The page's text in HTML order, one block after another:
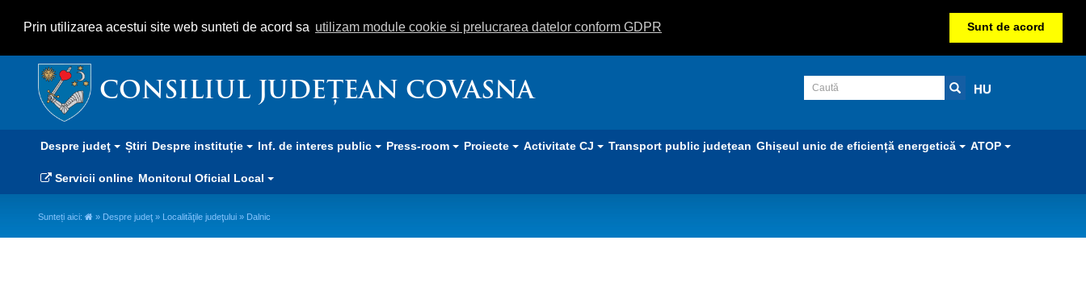
Prin utilizarea acestui site web sunteti de acord sa utilizam module cookie si prelucrarea datelor conform GDPR Sunt de acord
CONSILIUL JUDEȚEAN COVASNA HU
Despre judeţ Știri Despre instituție Inf. de interes public Press-room Proiecte Activitate CJ Transport public județean Ghișeul unic de eficiență energetică ATOP
Servicii online Monitorul Oficial Local
Sunteți aici: » Despre judeţ » Localităţile judeţului » Dalnic